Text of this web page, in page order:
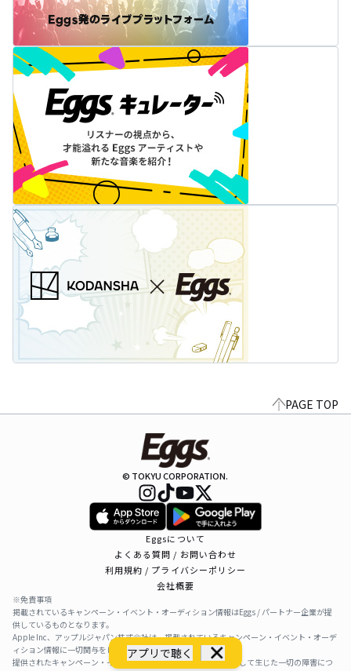
アプリで聴く
PAGE TOP
© TOKYU CORPORATION.
Eggsについて
よくある質問 / お問い合わせ
利用規約 / プライバシーポリシー
会社概要
※免責事項
掲載されているキャンペーン・イベント・オーディション情報はEggs / パートナー企業が提
供しているものとなります。
Apple Inc、アップルジャパン株式会社は、掲載されているキャンペーン・イベント・オーデ
ィション情報に一切関与をしておりません。
提供されたキャンペーン・イベント・オーディション情報を利用して生じた一切の障害につ